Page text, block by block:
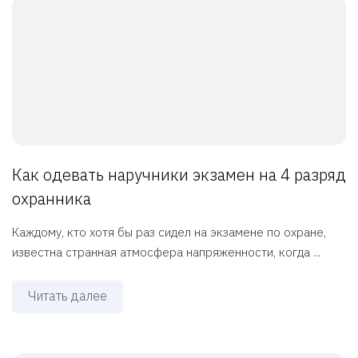
Как одевать наручники экзамен на 4 разряд
охранника
Каждому, кто хотя бы раз сидел на экзамене по охране,
известна странная атмосфера напряженности, когда ...
Читать далее